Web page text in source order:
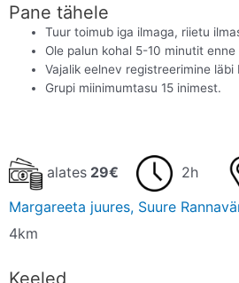
Pane tähele
Tuur toimub iga ilmaga, riietu
Ole palun kohal 5-10 minutit
Vajalik eelnev registreerimine läbi
Grupi miinimumtasu 15 inimest.
alates 29€ 2h
Margareeta juures, Suure
4km